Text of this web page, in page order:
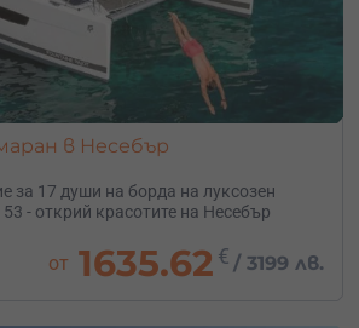
в Несебър
за 17 души на борда на луксозен
- открий красотите на Несебър
от 1635.62 € /3199 лв.